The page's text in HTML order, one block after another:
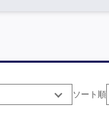
ソート順